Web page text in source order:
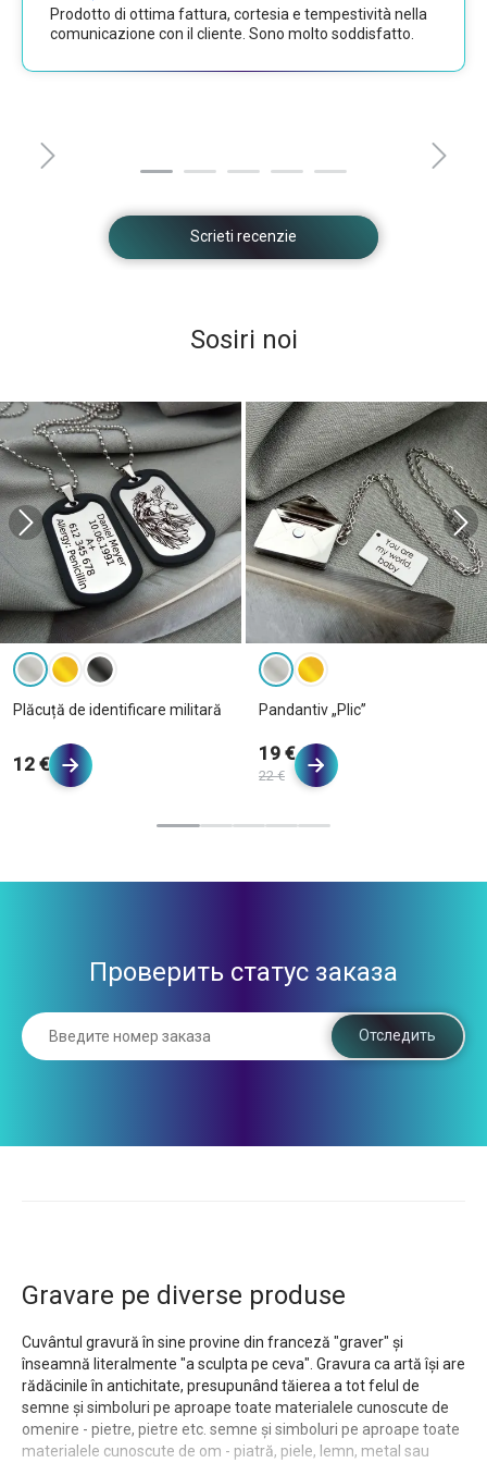
Prodotto di ottima fattura, cortesia e tempestività nella
comunicazione con il cliente. Sono molto soddisfatto.
Scrieti recenzie
Sosiri noi
Plăcuță de identificare militară
12 €
Pandantiv „Plic”
19 €
22 €
Проверить статус заказа
Отследить
Gravare pe diverse produse
Cuvântul gravură în sine provine din franceză "graver" și
înseamnă literalmente "a sculpta pe ceva". Gravura ca artă își are
rădăcinile în antichitate, presupunând tăierea a tot felul de
semne și simboluri pe aproape toate materialele cunoscute de
omenire - pietre, pietre etc. semne și simboluri pe aproape toate
materialele cunoscute de om - piatră, piele, lemn, metal sau